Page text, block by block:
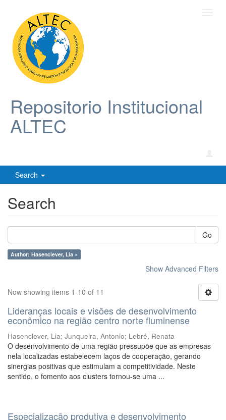
Repositorio Institucional
ALTEC
Search
Search
Go
Author: Hasenclever, Lia ×
Show Advanced Filters
Now showing items 1-10 of 11
Lideranças locais e visões de desenvolvimento
econômico na região centro norte fluminense
Hasenclever, Lia; Junqueira, Antonio; Lebré, Renata
O desenvolvimento de uma região pressupõe que as empresas
nela localizadas estabelecem laços de cooperação, gerando
sinergias positivas que estimulam a competitividade. Neste
sentido, o fomento aos clusters tornou-se uma ...
Especialização produtiva e desenvolvimento